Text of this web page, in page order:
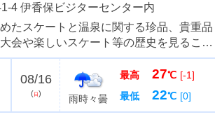
4 伊香保ビジターセンター内
たスケートと温泉に関する珍品、貴重品
会や楽しいスケート等の歴史を見ること
国体スケート会場になったのを記念して
や、主な大...
08/16
( 日) 雨時々曇
最高 27℃ [-1]
最低
22℃ [0]